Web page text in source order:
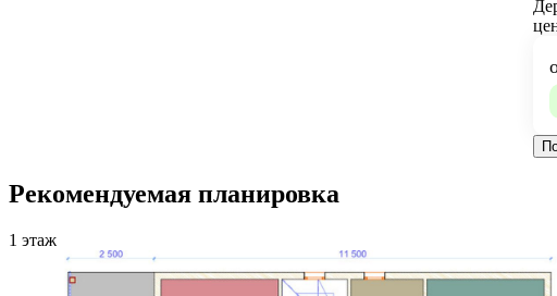
Рекомендуемая планировка
1 этаж